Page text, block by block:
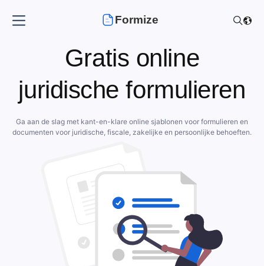
Formize
Gratis online
juridische formulieren
Ga aan de slag met kant-en-klare online sjablonen voor formulieren en
documenten voor juridische, fiscale, zakelijke en persoonlijke behoeften.